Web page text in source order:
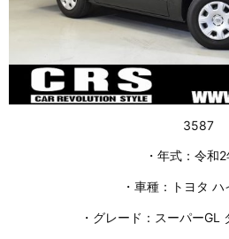
3587
・年式：令和
・車種：トヨタ ハ
・グレード：スーパーGL